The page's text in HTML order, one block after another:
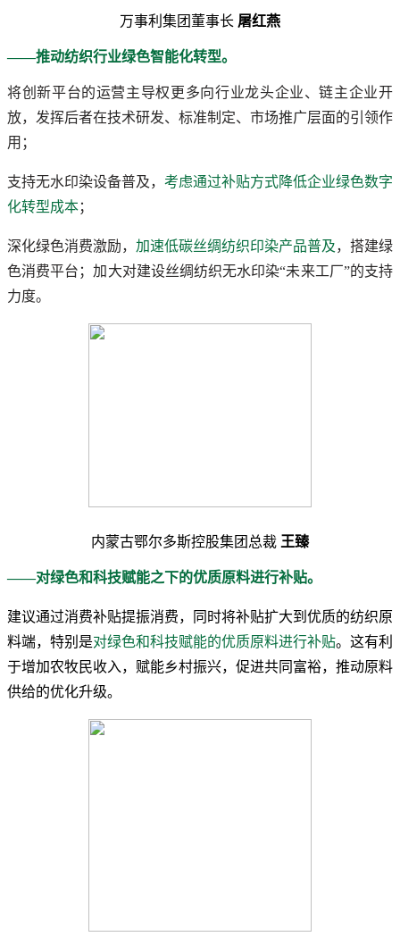
万事利集团董事长 屠红燕
——推动纺织行业绿色智能化转型。
将创新平台的运营主导权更多向行业龙头企业、链主企业开
放，发挥后者在技术研发、标准制定、市场推广层面的引领作
用；
支持无水印染设备普及， 考虑通过补贴方式降低企业绿色数字
化转型成本；
深化绿色消费激励， 加速低碳丝绸纺织印染产品普及，搭建绿
色消费平台；加大对建设丝绸纺织无水印染“未来工厂”的支持
力度。
内蒙古鄂尔多斯控股集团总裁 王臻
——对绿色和科技赋能之下的优质原料进行补贴。
建议通过消费补贴提振消费，同时将补贴扩大到优质的纺织原
料端，特别是对绿色和科技赋能的优质原料进行补贴。这有利
于增加农牧民收入，赋能乡村振兴，促进共同富裕，推动原料
供给的优化升级。